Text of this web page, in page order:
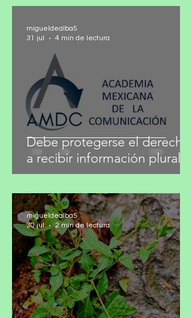
Debe protegerse el derecho
a recibir información plural
4 min de lectura
migueldealba5
30 jul
2 min de lectura